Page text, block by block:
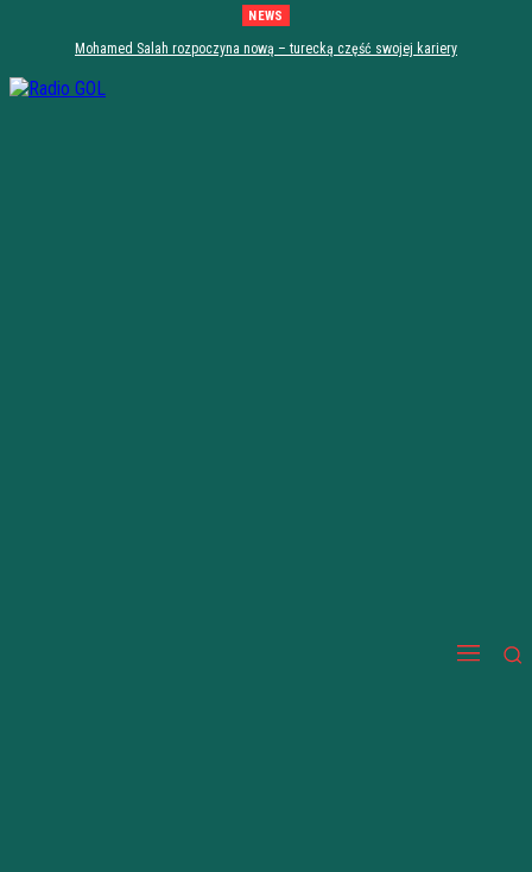
NEWS
Mohamed Salah rozpoczyna nową – turecką część swojej kariery